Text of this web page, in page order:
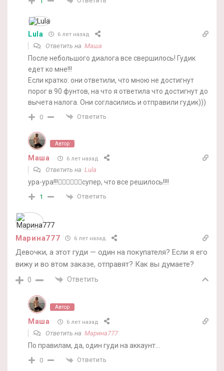
Lula 6 лет назад
Ответить на Маша
После небольшого диалога все свершилось! Гудик
едет ко мне!!!
Если кратко: они ответили, что мною не достигнут
порог в 90 фунтов, на что я ответила что достигнут до
вычета налога. Они согласились и отправили гудик)))
0 Ответить
Автор
Маша 6 лет назад
Ответить на Lula
ура-ура!!!👯‍♀️👯‍♀️👯‍♀️супер, что все решилось!!!!
1 Ответить
Марина777 6 лет назад
Девочки, а этот гуди — один на покупателя? Если я его
вижу и во втом заказе, отправят? Как вы думаете?
0 Ответить
Автор
Маша 6 лет назад
Ответить на Марина777
По правилам, да, один гуди на аккаунт…
0 Ответить